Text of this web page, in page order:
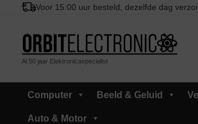
Voor 15:00 uur besteld, dezelfde dag
Al 50 jaar Elektronicaspecialist
Computer Beeld & Geluid
Auto & Motor